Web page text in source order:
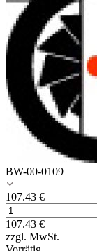
BW-00-0109
107.43 €
107.43 €
zzgl. MwSt.